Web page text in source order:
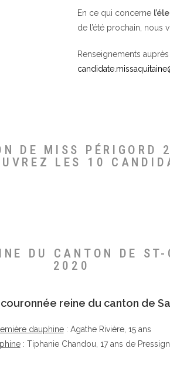
En ce qui concerne
de l’été prochain, nous
Renseignements auprès
DE MISS PÉRIGORD
LES 10
DU CANTON DE
2020
couronnée reine du canton de
dauphine: Agathe Rivière, 15 ans
: Tiphanie Chandou, 17 ans de